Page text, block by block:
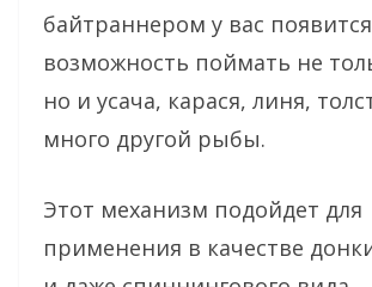
байтраннером у вас
возможность поймать не
но и усача, карася, линя,
много другой рыбы.
Этот механизм подойдет для
применения в качестве